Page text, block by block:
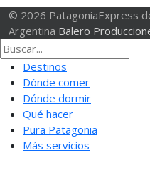
© 2026 PatagoniaExpress
Argentina Balero
Destinos
Dónde comer
Dónde dormir
Qué hacer
Pura Patagonia
Más servicios